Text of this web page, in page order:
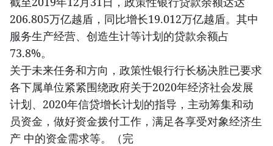
206.805万亿越盾，同比增长19.012万亿越盾。其中
服务生产经营、创造生计等计划的贷款余额占
73.8%。
关于未来任务和方向，政策性银行行长杨决胜已要求
各下属单位紧紧围绕政府关于2020年经济社会发展
计划、2020年信贷增长计划的指导，主动筹集和动
员资金，做好资金拨付工作，满足各享受对象经济生
产 中的资金需求等。（完